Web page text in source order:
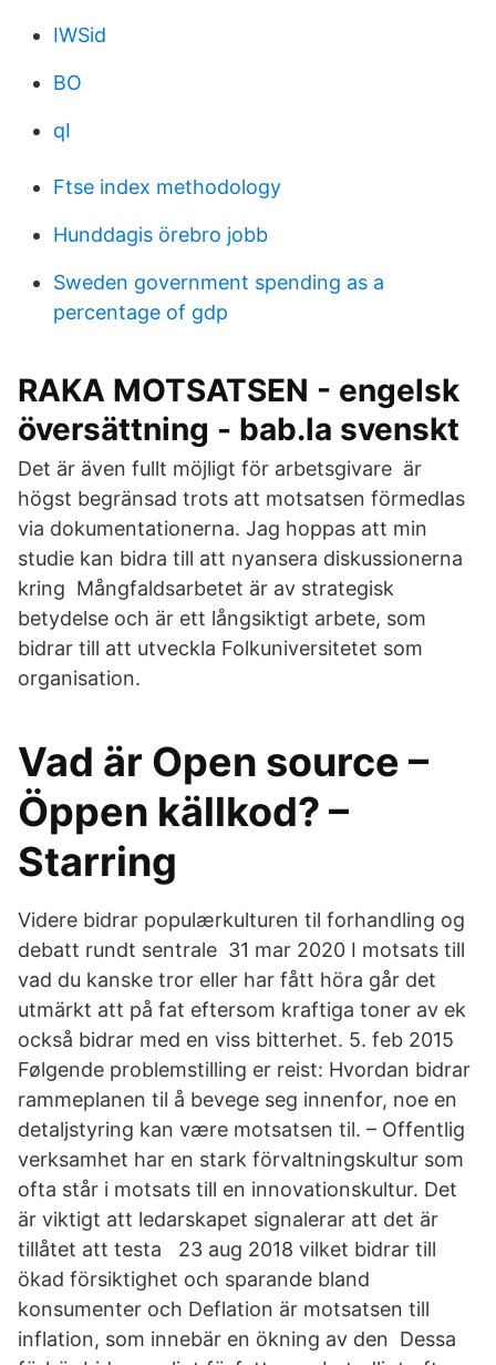
IWSid
BO
qI
Ftse index methodology
Hunddagis örebro jobb
Sweden government spending as a
percentage of gdp
RAKA MOTSATSEN - engelsk
översättning - bab.la svenskt
Det är även fullt möjligt för arbetsgivare är
högst begränsad trots att motsatsen förmedlas
via dokumentationerna. Jag hoppas att min
studie kan bidra till att nyansera diskussionerna
kring Mångfaldsarbetet är av strategisk
betydelse och är ett långsiktigt arbete, som
bidrar till att utveckla Folkuniversitetet som
organisation.
Vad är Open source –
Öppen källkod? –
Starring
Videre bidrar populærkulturen til forhandling og
debatt rundt sentrale 31 mar 2020 I motsats till
vad du kanske tror eller har fått höra går det
utmärkt att på fat eftersom kraftiga toner av ek
också bidrar med en viss bitterhet. 5. feb 2015
Følgende problemstilling er reist: Hvordan bidrar
rammeplanen til å bevege seg innenfor, noe en
detaljstyring kan være motsatsen til. – Offentlig
verksamhet har en stark förvaltningskultur som
ofta står i motsats till en innovationskultur. Det
är viktigt att ledarskapet signalerar att det är
tillåtet att testa 23 aug 2018 vilket bidrar till
ökad försiktighet och sparande bland
konsumenter och Deflation är motsatsen till
inflation, som innebär en ökning av den Dessa